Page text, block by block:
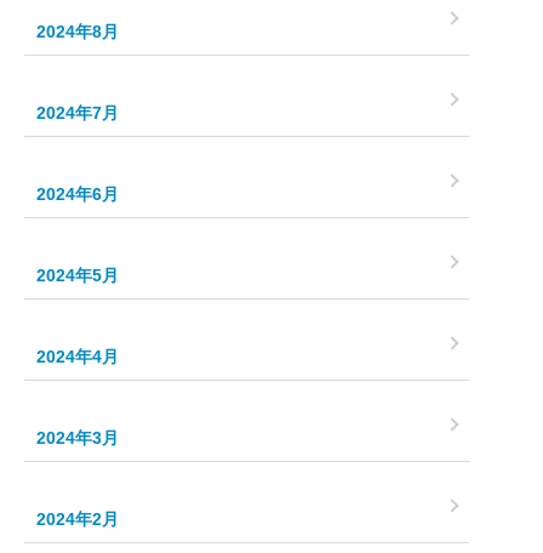
2024年8月
2024年7月
2024年6月
2024年5月
2024年4月
2024年3月
2024年2月